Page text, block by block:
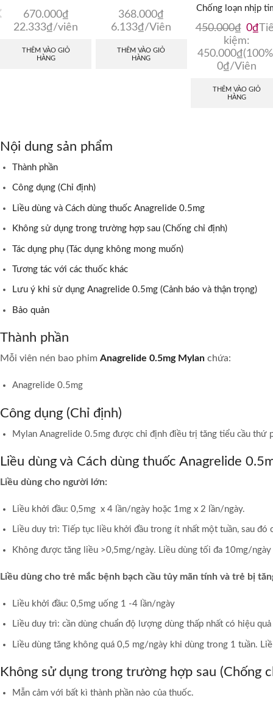
670.000₫
22.333₫/viên
THÊM VÀO GIỎ
HÀNG
368.000₫
6.133₫/Viên
THÊM VÀO GIỎ
HÀNG
Chống loạn nhịp
450.000₫ Giá
gốc
là:
0₫
tại
kiệm:
450.000₫
0₫/Viên
THÊM VÀO GIỎ
HÀNG
Nội dung sản phẩm
Thành phần
Công dụng (Chỉ định)
Liều dùng và Cách dùng thuốc Anagrelide 0.5mg
Không sử dụng trong trường hợp sau (Chống chỉ định)
Tác dụng phụ (Tác dụng không mong muốn)
Tương tác với các thuốc khác
Lưu ý khi sử dụng Anagrelide 0.5mg (Cảnh báo và thận trọng)
Bảo quản
Thành phần
Mỗi viên nén bao phim Anagrelide 0.5mg Mylan chứa:
Anagrelide 0.5mg
Công dụng (Chỉ định)
Mylan Anagrelide 0.5mg được chỉ định điều trị tăng tiểu cầu thứ
Liều dùng và Cách dùng thuốc Anagrelide
Liều dùng cho người lớn:
Liều khởi đầu: 0,5mg x 4 lần/ngày hoặc 1mg x 2 lần/ngày.
Liều duy trì: Tiếp tục liều khởi đầu trong ít nhất một tuần, sau
Không được tăng liều >0,5mg/ngày. Liều dùng tối đa 10mg/
Liều dùng cho trẻ mắc bệnh bạch cầu tủy mãn tính và trẻ bị
Liều khởi đầu: 0,5mg uống 1 -4 lần/ngày
Liều duy trì: cần dùng chuẩn độ lượng dùng thấp nhất có hiệu
Liều dùng tăng không quá 0,5 mg/ngày khi dùng trong 1 tuần.
Không sử dụng trong trường hợp sau (Chống
Mẫn cảm với bất kì thành phần nào của thuốc.